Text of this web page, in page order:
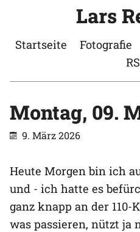
Lars
Startseite Fotografie
Montag, 09.
9. März 2026
Heute Morgen bin ich
und - ich hatte es
ganz knapp an der 110-
was passieren, nützt ja